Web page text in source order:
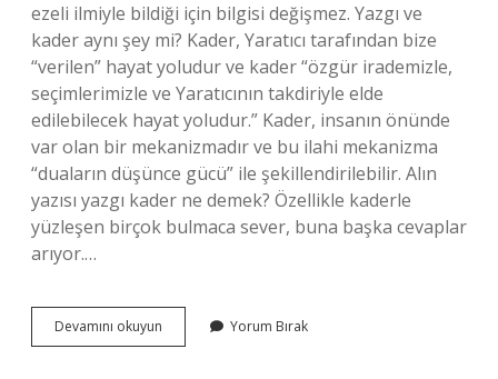
ezeli ilmiyle bildiği için bilgisi değişmez. Yazgı ve
kader aynı şey mi? Kader, Yaratıcı tarafından bize
“verilen” hayat yoludur ve kader “özgür irademizle,
seçimlerimizle ve Yaratıcının takdiriyle elde
edilebilecek hayat yoludur.” Kader, insanın önünde
var olan bir mekanizmadır ve bu ilahi mekanizma
“duaların düşünce gücü” ile şekillendirilebilir. Alın
yazısı yazgı kader ne demek? Özellikle kaderle
yüzleşen birçok bulmaca sever, buna başka cevaplar
arıyor.…
Devamını okuyun
Yazısı
Yorum Bırak